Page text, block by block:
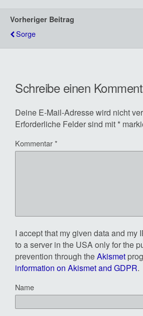
Vorheriger Beitrag
Sorge
Schreibe einen
Deine E-Mail-Adresse wird nicht
Erforderliche Felder sind mit *
Kommentar*
I accept that my given data and my
to a server in the USA only for the
prevention through theAkismet
information on Akismet and GDPR.
Name